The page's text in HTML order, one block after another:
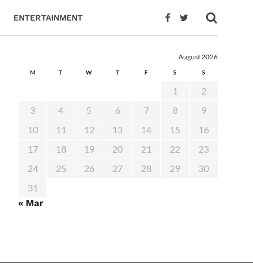
ENTERTAINMENT
August 2026
M T W T F S S
1
2
3
4 5 6 7 8
9
10
11 12 13 14 15
16
17
18 19 20 21 22
23
24
25 26 27 28 29
30
31
« Mar